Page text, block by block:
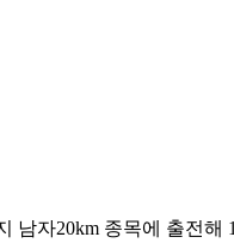
자20km 종목에 출전해